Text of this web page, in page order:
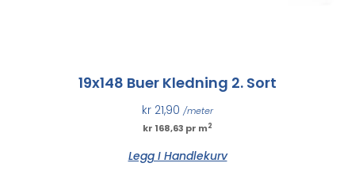
19x148 Buer Kledning 2. Sort
kr 21,90 /meter
kr 168,63 pr m2
Legg I Handlekurv